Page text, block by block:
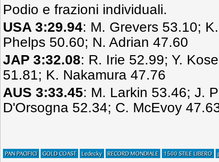
Podio e frazioni individuali.
USA 3:29.94: M. Grevers 53.10;
Phelps 50.60; N. Adrian 47.60
JAP 3:32.08: R. Irie 52.99; Y.
51.81; K. Nakamura 47.76
AUS 3:33.45: M. Larkin 53.46; J.
D'Orsogna 52.34; C. McEvoy
PAN PACIFICI GOLD COAST Ledecky RECORD MONDIALE 1500 STILE LIBERO